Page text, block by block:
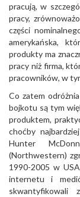
pracują, w
pracy,
części
amerykańska,
produkty ma
pracy niż firma,
pracowników, w
Co zatem
bojkotu są tym
produktem,
choćby
Hunter
(Northwestern)
1990-2005 w
internetu i
skwantyfikowali